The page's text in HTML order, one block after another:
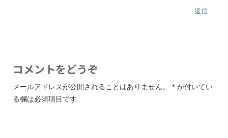
返信
コメントをどうぞ
メールアドレスが公開されることはありません。 * が付いてい
る欄は必須項目です